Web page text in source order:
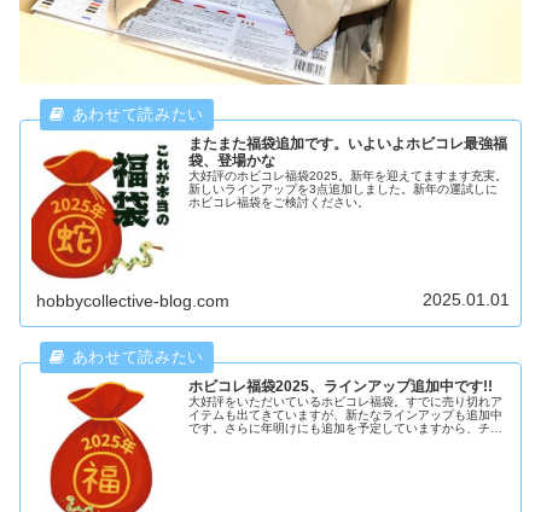
またまた福袋追加です。いよいよホビコレ最強福
袋、登場かな
大好評のホビコレ福袋2025。新年を迎えてますます充実。
新しいラインアップを3点追加しました。新年の運試しに
ホビコレ福袋をご検討ください。
hobbycollective-blog.com 2025.01.01
ホビコレ福袋2025、ラインアップ追加中です!!
大好評をいただいているホビコレ福袋。すでに売り切れア
イテムも出てきていますが、新たなラインアップも追加中
です。さらに年明けにも追加を予定していますから、チェ